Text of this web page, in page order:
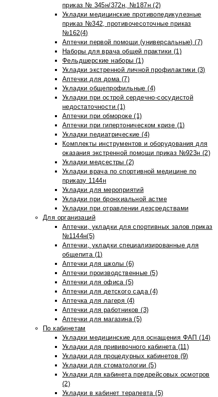
приказ № 345н/372н, №187н (2)
Укладки медицинские противопедикулезные
приказ №342, противочесоточные приказ
№162(4)
Аптечки первой помощи (универсальные) (7)
Наборы для врача общей практики (1)
Фельдшерские наборы (1)
Укладки экстренной личной профилактики (3)
Аптечки для дома (7)
Укладки общепрофильные (4)
Укладки при острой сердечно-сосудистой
недостаточности (1)
Аптечки при обмороке (1)
Аптечки при гипертоническом кризе (1)
Укладки педиатрические (4)
Комплекты инструментов и оборудования для
оказания экстренной помощи приказ №923н (2)
Укладки медсестры (2)
Укладки врача по спортивной медицине по
приказу 1144н
Укладки для мероприятий
Укладки при бронхиальной астме
Укладки при отравлении дезсредствами
Для организаций
Аптечки, укладки для спортивных залов приказ
№1144н(5)
Аптечки, укладки специализированные для
общепита (1)
Аптечки для школы (6)
Аптечки производственные (5)
Аптечки для офиса (5)
Аптечки для детского сада (4)
Аптечка для лагеря (4)
Аптечки для работников (3)
Аптечки для магазина (5)
По кабинетам
Укладки медицинские для оснащения ФАП (14)
Укладки для прививочного кабинета (11)
Укладки для процедурных кабинетов (9)
Укладки для стоматологии (5)
Укладки для кабинета предрейсовых осмотров
(2)
Укладки в кабинет терапевта (5)